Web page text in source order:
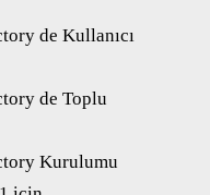
de Kullanıcı
de Toplu
Kurulumu